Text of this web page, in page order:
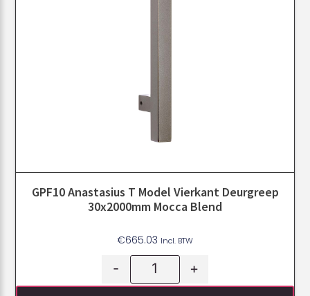
GPF10 Anastasius T Model Vierkant Deurgreep
30x2000mm Mocca Blend
€665.03 Incl. BTW
- +